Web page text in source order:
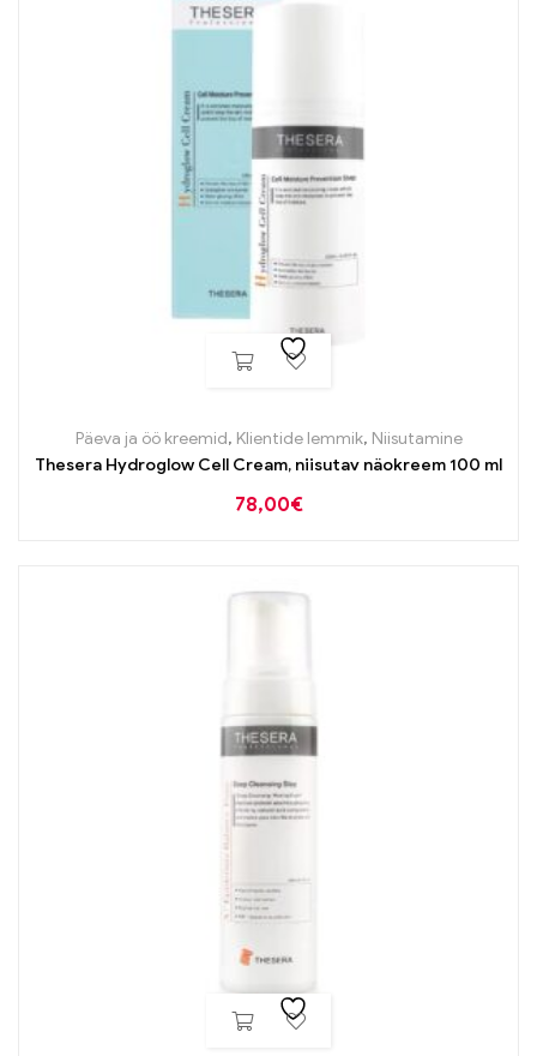
Päeva ja öö kreemid, Klientide lemmik, Niisutamine
Thesera Hydroglow Cell Cream, niisutav näokreem 100 ml
78,00€